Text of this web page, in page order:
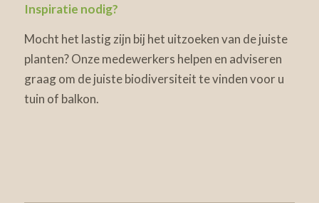
Inspiratie nodig?
Mocht het lastig zijn bij het uitzoeken van de juiste
planten? Onze medewerkers helpen en adviseren
graag om de juiste biodiversiteit te vinden voor u
tuin of balkon.